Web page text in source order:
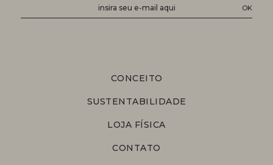
CONCEITO
SUSTENTABILIDADE
LOJA FÍSICA
CONTATO